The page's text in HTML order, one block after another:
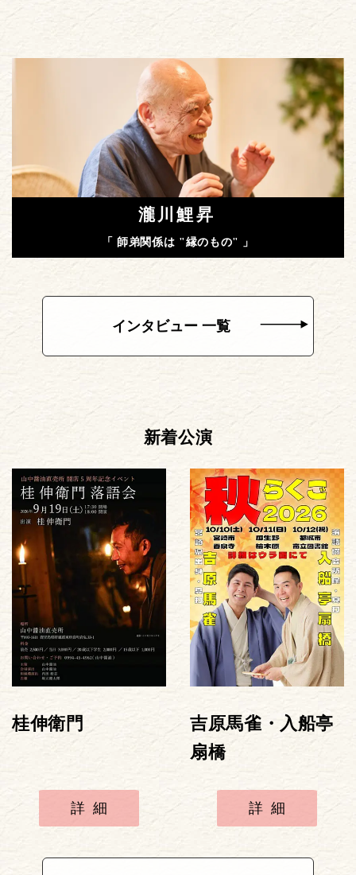
瀧川鯉昇
「 師弟関係は "縁のもの" 」
インタビュー 一覧
新着公演
桂伸衛門
詳細
吉原馬雀・入船亭
扇橋
詳細